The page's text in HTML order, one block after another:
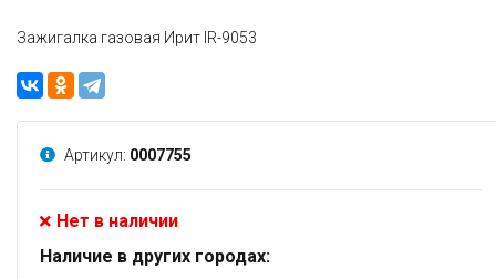
Зажигалка газовая Ирит IR-9053
Артикул: 0007755
Нет в наличии
Наличие в других городах: